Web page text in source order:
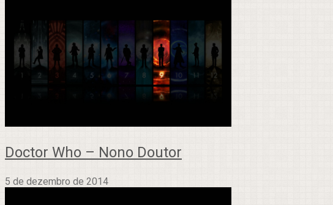
Doctor Who – Nono Doutor
5 de dezembro de 2014